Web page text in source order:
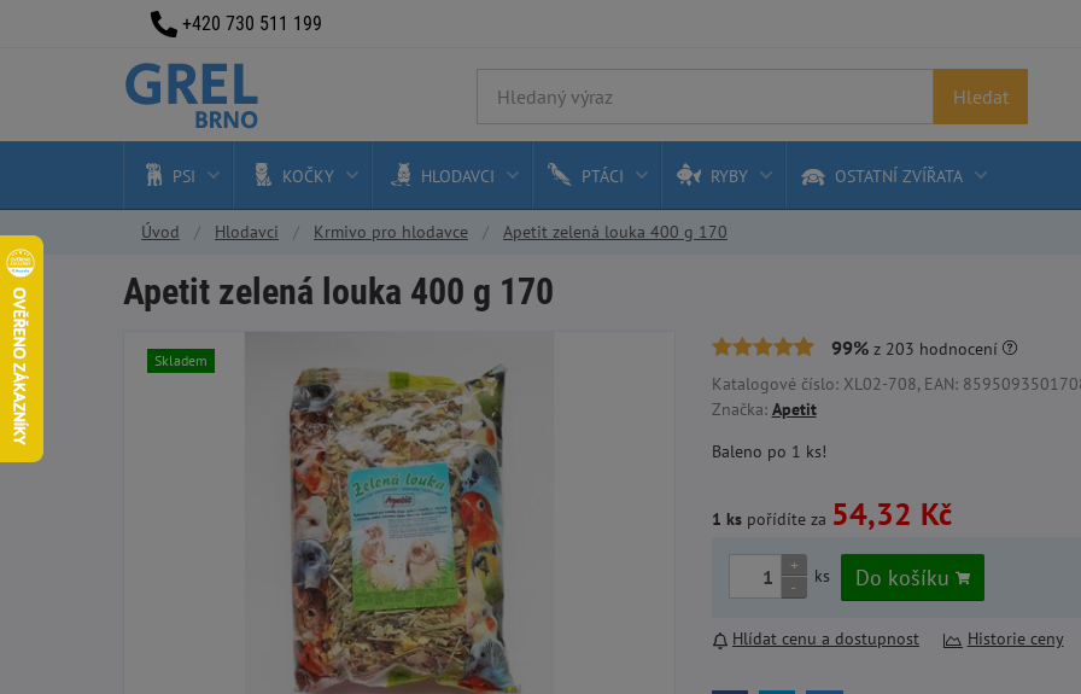
Hledat
PSI KOČKY HLODAVCI PTÁCI RYBY OSTATNÍ ZVÍŘATA
Úvod Hlodavci Krmivo pro hlodavce Apetit zelená louka 400 g 170
Apetit zelená louka 400 g 170
Skladem
99%z 203 hodnocení
Katalogové číslo: XL02-708, EAN:
Značka: Apetit
Baleno po 1 ks!
1 kspořídíte za 54,32 Kč
+
-
ks Do košíku
Hlídat cenu a dostupnost Historie ceny
+420 730 511 199